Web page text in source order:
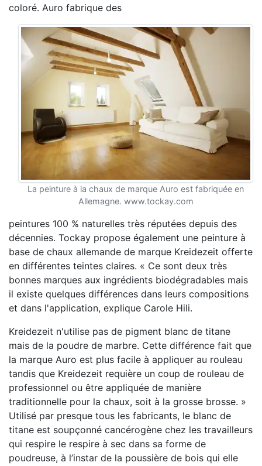
coloré. Auro fabrique des
La peinture à la chaux de marque Auro est fabriquée en
Allemagne. www.tockay.com
peintures 100 % naturelles très réputées depuis des
décennies. Tockay propose également une peinture à
base de chaux allemande de marque Kreidezeit offerte
en différentes teintes claires. « Ce sont deux très
bonnes marques aux ingrédients biodégradables mais
il existe quelques différences dans leurs compositions
et dans l'application, explique Carole Hili.
Kreidezeit n'utilise pas de pigment blanc de titane
mais de la poudre de marbre. Cette différence fait que
la marque Auro est plus facile à appliquer au rouleau
tandis que Kreidezeit requière un coup de rouleau de
professionnel ou être appliquée de manière
traditionnelle pour la chaux, soit à la grosse brosse. »
Utilisé par presque tous les fabricants, le blanc de
titane est soupçonné cancérogène chez les travailleurs
qui respire le respire à sec dans sa forme de
poudreuse, à l’instar de la poussière de bois qui elle